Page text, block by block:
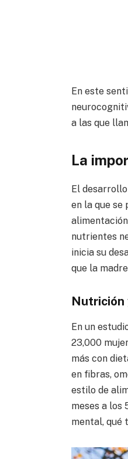
En este
a las que
La
El
en la que se
nutrientes
inicia su
que la
Nutrición
En un
23,000
más con
en fibras,
estilo de
meses a los
mental, qué